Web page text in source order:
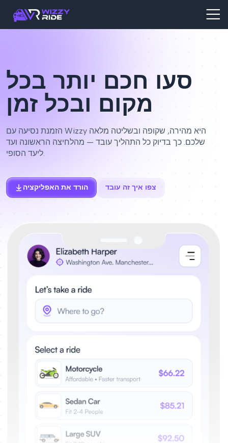
סעו חכם יותר בכל
מקום ובכל זמן
הזמנת נסיעה עם Wizzy היא מהירה, שקופה ובשליטה מלאה
שלכם. כך בדיוק כל התהליך עובד — מהלחיצה הראשונה ועד
ליעד הסופי.
הורד את האפליקציה צפו איך זה עובד